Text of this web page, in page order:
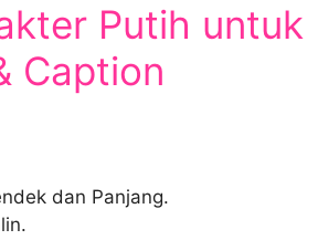
Putih untuk
Caption
dan Panjang.